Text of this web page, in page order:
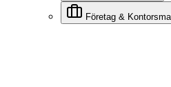
Företag &